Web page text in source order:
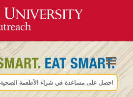
احصل على مساعدة في شراء الأطعمة الصحية